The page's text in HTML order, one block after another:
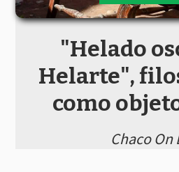
"Helado
Helarte",
como
Chaco On